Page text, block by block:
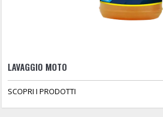
LAVAGGIO MOTO
SCOPRI I PRODOTTI